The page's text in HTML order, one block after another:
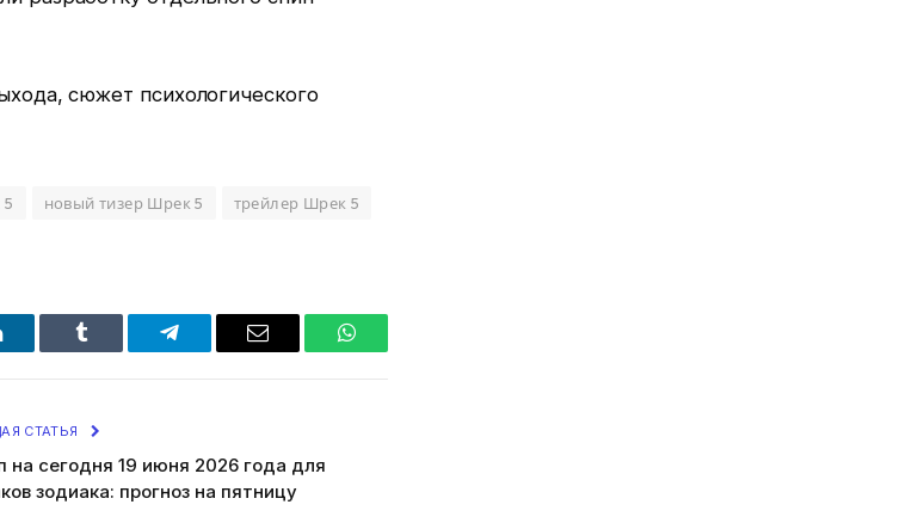
сюжет психологического
новый тизер Шрек 5
трейлер Шрек 5
Tumblr Telegram Email WhatsApp
СТАТЬЯ
на сегодня 19 июня 2026 года для
зодиака: прогноз на пятницу